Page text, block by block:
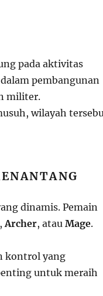
pada aktivitas
pembangunan
militer.
wilayah
dinamis. Pemain
Archer, atau Mage.
kontrol yang
untuk meraih